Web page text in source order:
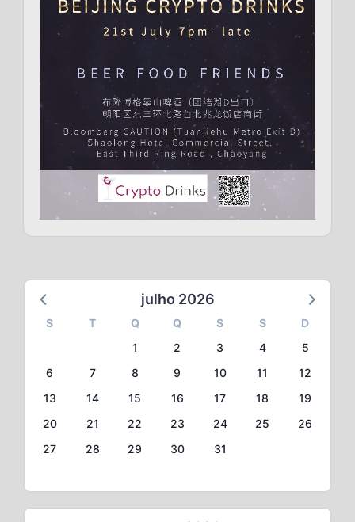
julho 2026
S T Q Q S S
D
1
2 3 4
5
6
7 8 9 10 11
12
13
14 15 16 17 18
19
20
21 22 23 24 25
26
27
28 29 30 31